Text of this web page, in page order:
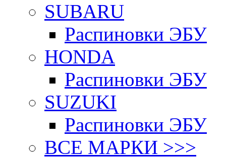
SUBARU
Распиновки ЭБУ
HONDA
Распиновки ЭБУ
SUZUKI
Распиновки ЭБУ
ВСЕ МАРКИ >>>